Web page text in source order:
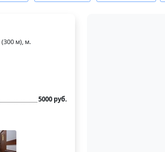
(300 м), м.
5000 руб.